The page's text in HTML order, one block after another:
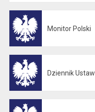
Monitor Polski
Dziennik Ustaw